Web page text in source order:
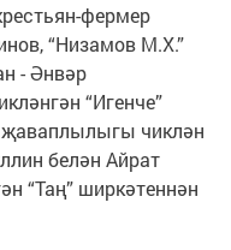
фермер
“Низамов М.Х.”
- Әнвәр
“Игенче”
чиклән
белән Айрат
“Таң” ширкәтеннән